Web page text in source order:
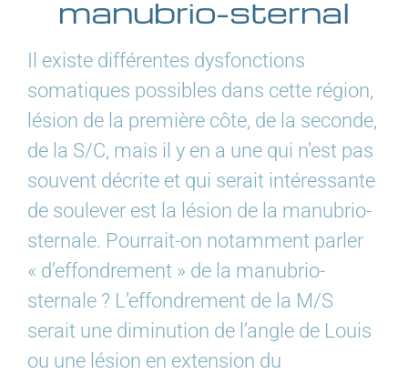
manubrio-sternal
Il existe différentes dysfonctions
somatiques possibles dans cette région,
lésion de la première côte, de la seconde,
de la S/C, mais il y en a une qui n’est pas
souvent décrite et qui serait intéressante
de soulever est la lésion de la manubrio-
sternale. Pourrait-on notamment parler
« d’effondrement » de la manubrio-
sternale ? L’effondrement de la M/S
serait une diminution de l’angle de Louis
ou une lésion en extension du